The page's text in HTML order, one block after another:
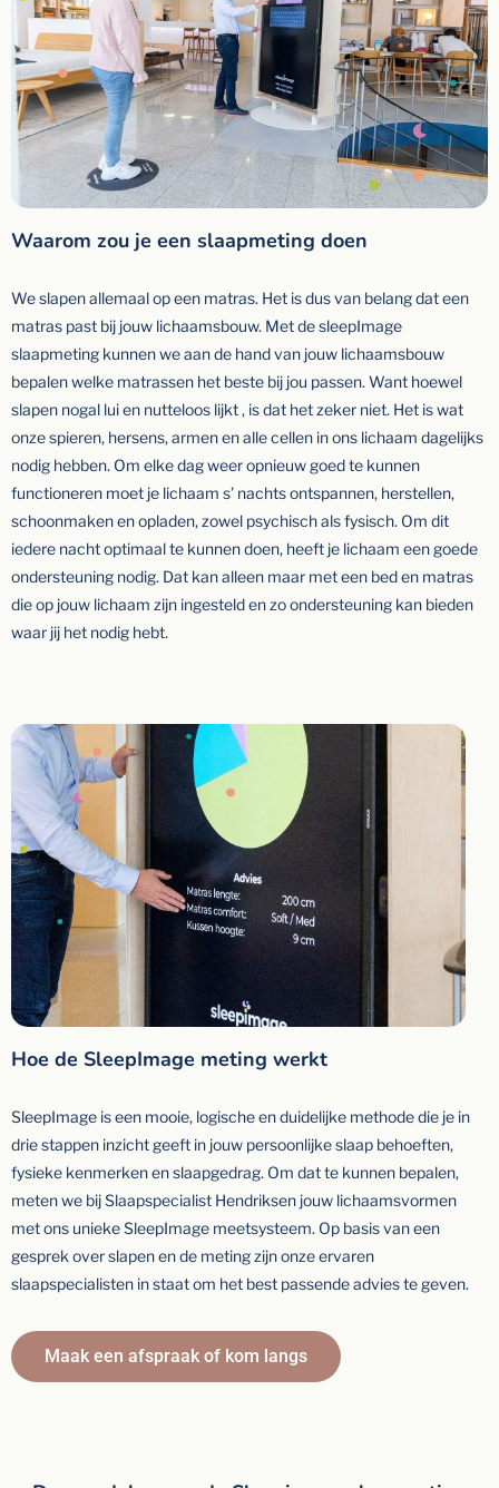
Waarom zou je een slaapmeting doen
We slapen allemaal op een matras. Het is dus van belang dat een
matras past bij jouw lichaamsbouw. Met de sleepImage
slaapmeting kunnen we aan de hand van jouw lichaamsbouw
bepalen welke matrassen het beste bij jou passen. Want hoewel
slapen nogal lui en nutteloos lijkt , is dat het zeker niet. Het is wat
onze spieren, hersens, armen en alle cellen in ons lichaam dagelijks
nodig hebben. Om elke dag weer opnieuw goed te kunnen
functioneren moet je lichaam s’ nachts ontspannen, herstellen,
schoonmaken en opladen, zowel psychisch als fysisch. Om dit
iedere nacht optimaal te kunnen doen, heeft je lichaam een goede
ondersteuning nodig. Dat kan alleen maar met een bed en matras
die op jouw lichaam zijn ingesteld en zo ondersteuning kan bieden
waar jij het nodig hebt.
Hoe de SleepImage meting werkt
SleepImage is een mooie, logische en duidelijke methode die je in
drie stappen inzicht geeft in jouw persoonlijke slaap behoeften,
fysieke kenmerken en slaapgedrag. Om dat te kunnen bepalen,
meten we bij Slaapspecialist Hendriksen jouw lichaamsvormen
met ons unieke SleepImage meetsysteem. Op basis van een
gesprek over slapen en de meting zijn onze ervaren
slaapspecialisten in staat om het best passende advies te geven.
Maak een afspraak of kom langs